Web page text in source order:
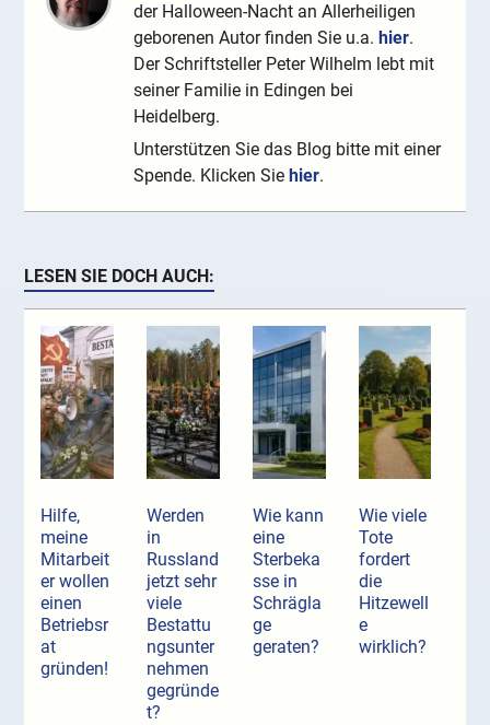
der Halloween-Nacht an Allerheiligen
geborenen Autor finden Sie u.a. hier.
Der Schriftsteller Peter Wilhelm lebt mit
seiner Familie in Edingen bei
Heidelberg.
Unterstützen Sie das Blog bitte mit einer
Spende. Klicken Sie hier.
LESEN SIE DOCH AUCH:
Hilfe,
meine
Mitarbeit
er wollen
einen
Betriebsr
at
gründen!
Werden
in
Russland
jetzt sehr
viele
Bestattu
ngsunter
nehmen
gegründe
t?
Wie kann
eine
Sterbeka
sse in
Schrägla
ge
geraten?
Wie viele
Tote
fordert
die
Hitzewell
e
wirklich?